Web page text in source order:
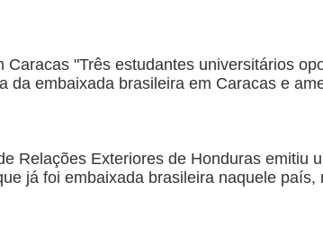
"Três estudantes universitários
da embaixada brasileira em Caracas e
Relações Exteriores de Honduras emitiu
já foi embaixada brasileira naquele país,